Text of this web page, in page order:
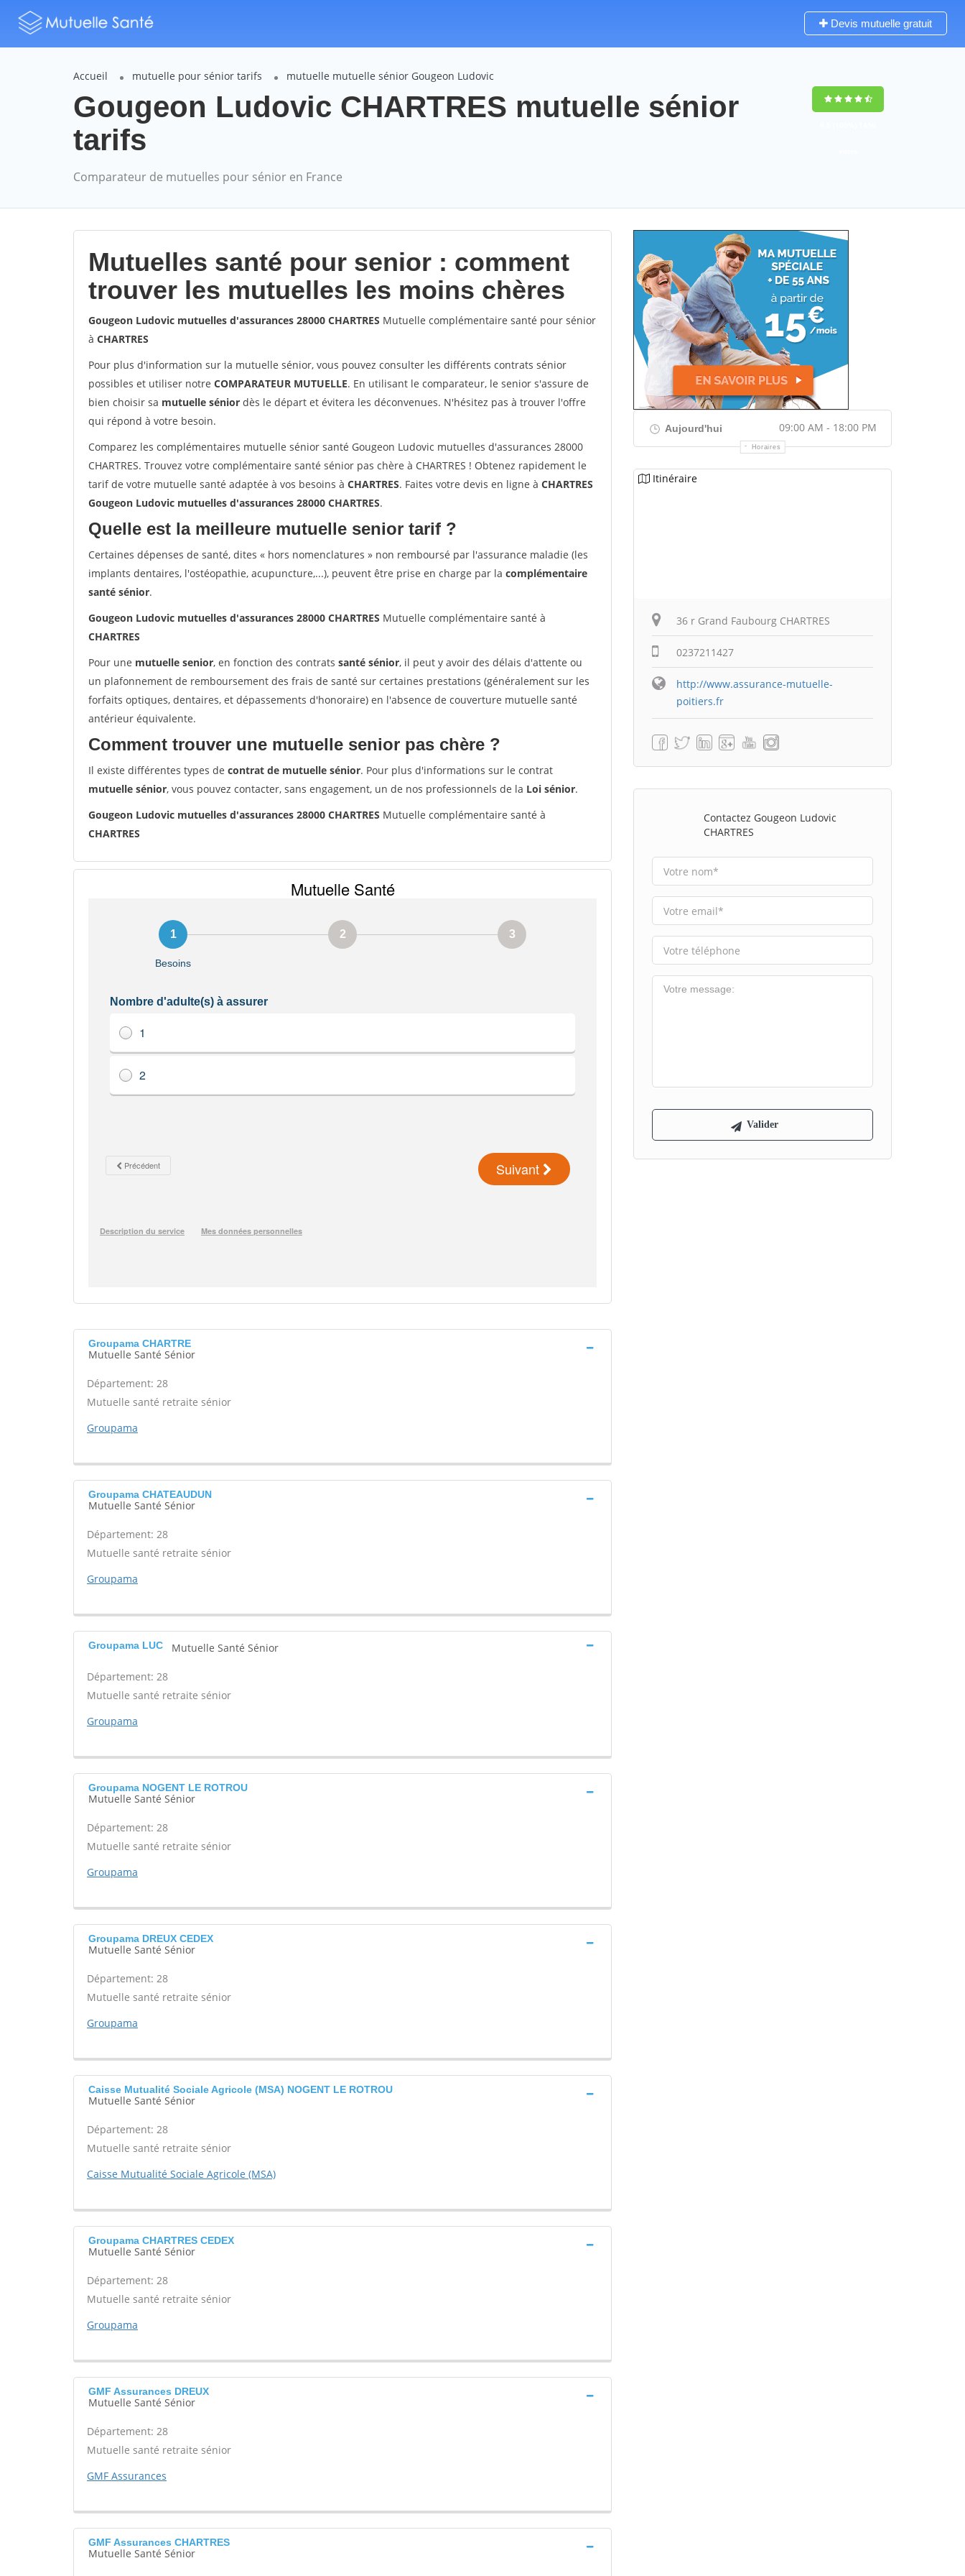
Devis mutuelle gratuit
Accueil mutuelle pour sénior tarifs mutuelle mutuelle sénior Gougeon Ludovic
Gougeon Ludovic CHARTRES mutuelle sénior
tarifs
Comparateur de mutuelles pour sénior en France
Mutuelles santé pour senior : comment
trouver les mutuelles les moins chères
Gougeon Ludovic mutuelles d'assurances 28000 CHARTRES Mutuelle complémentaire santé pour sénior
à CHARTRES
Pour plus d'information sur la mutuelle sénior, vous pouvez consulter les différents contrats sénior
possibles et utiliser notre COMPARATEUR MUTUELLE. En utilisant le comparateur, le senior s'assure de
bien choisir sa mutuelle sénior dès le départ et évitera les déconvenues. N'hésitez pas à trouver l'offre
qui répond à votre besoin.
Comparez les complémentaires mutuelle sénior santé Gougeon Ludovic mutuelles d'assurances 28000
CHARTRES. Trouvez votre complémentaire santé sénior pas chère à CHARTRES ! Obtenez rapidement le
tarif de votre mutuelle santé adaptée à vos besoins à CHARTRES. Faites votre devis en ligne à CHARTRES
Gougeon Ludovic mutuelles d'assurances 28000 CHARTRES.
Quelle est la meilleure mutuelle senior tarif ?
Certaines dépenses de santé, dites « hors nomenclatures » non remboursé par l'assurance maladie (les
implants dentaires, l'ostéopathie, acupuncture,...), peuvent être prise en charge par la complémentaire
santé sénior.
Gougeon Ludovic mutuelles d'assurances 28000 CHARTRES Mutuelle complémentaire santé à
CHARTRES
Pour une mutuelle senior, en fonction des contrats santé sénior, il peut y avoir des délais d'attente ou
un plafonnement de remboursement des frais de santé sur certaines prestations (généralement sur les
forfaits optiques, dentaires, et dépassements d'honoraire) en l'absence de couverture mutuelle santé
antérieur équivalente.
Comment trouver une mutuelle senior pas chère ?
Il existe différentes types de contrat de mutuelle sénior. Pour plus d'informations sur le contrat
mutuelle sénior, vous pouvez contacter, sans engagement, un de nos professionnels de la Loi sénior.
Gougeon Ludovic mutuelles d'assurances 28000 CHARTRES Mutuelle complémentaire santé à
CHARTRES
Groupama CHARTRE
Mutuelle Santé Sénior
Département: 28
Mutuelle santé retraite sénior
Groupama
Groupama CHATEAUDUN
Mutuelle Santé Sénior
Département: 28
Mutuelle santé retraite sénior
Groupama
Groupama LUC Mutuelle Santé Sénior
Département: 28
Mutuelle santé retraite sénior
Groupama
Groupama NOGENT LE ROTROU
Mutuelle Santé Sénior
Département: 28
Mutuelle santé retraite sénior
Groupama
Groupama DREUX CEDEX
Mutuelle Santé Sénior
Département: 28
Mutuelle santé retraite sénior
Groupama
Caisse Mutualité Sociale Agricole (MSA) NOGENT LE ROTROU
Mutuelle Santé Sénior
Département: 28
Mutuelle santé retraite sénior
Caisse Mutualité Sociale Agricole (MSA)
Groupama CHARTRES CEDEX
Mutuelle Santé Sénior
Département: 28
Mutuelle santé retraite sénior
Groupama
GMF Assurances DREUX
Mutuelle Santé Sénior
Département: 28
Mutuelle santé retraite sénior
GMF Assurances
GMF Assurances CHARTRES
Mutuelle Santé Sénior
Aujourd'hui 09:00 AM - 18:00 PM
Horaires
Itinéraire
36 r Grand Faubourg CHARTRES
0237211427
http://www.assurance-mutuelle-
poitiers.fr
Contactez Gougeon Ludovic
CHARTRES